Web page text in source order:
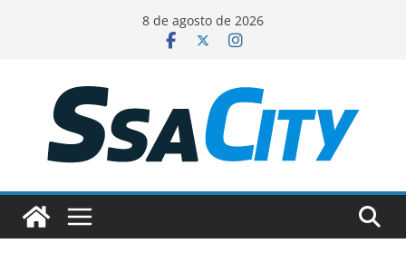
conteúdo
8 de agosto de 2026